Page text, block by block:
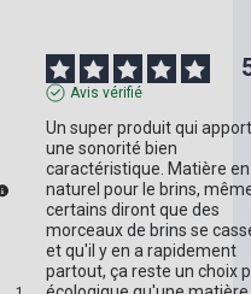
Avis vérifié
Un super produit qui
une sonorité bien
caractéristique. Matière
naturel pour le brins,
certains diront que des
morceaux de brins se
et qu'il y en a rapidement
partout, ça reste un choix